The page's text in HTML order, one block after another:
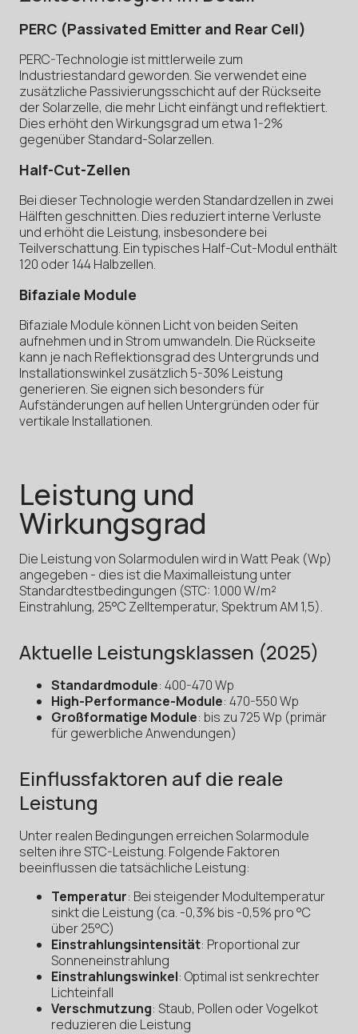
PERC (Passivated Emitter and Rear Cell)
PERC-Technologie ist mittlerweile zum
Industriestandard geworden. Sie verwendet eine
zusätzliche Passivierungsschicht auf der Rückseite
der Solarzelle, die mehr Licht einfängt und reflektiert.
Dies erhöht den Wirkungsgrad um etwa 1-2%
gegenüber Standard-Solarzellen.
Half-Cut-Zellen
Bei dieser Technologie werden Standardzellen in zwei
Hälften geschnitten. Dies reduziert interne Verluste
und erhöht die Leistung, insbesondere bei
Teilverschattung. Ein typisches Half-Cut-Modul enthält
120 oder 144 Halbzellen.
Bifaziale Module
Bifaziale Module können Licht von beiden Seiten
aufnehmen und in Strom umwandeln. Die Rückseite
kann je nach Reflektionsgrad des Untergrunds und
Installationswinkel zusätzlich 5-30% Leistung
generieren. Sie eignen sich besonders für
Aufständerungen auf hellen Untergründen oder für
vertikale Installationen.
Leistung und
Wirkungsgrad
Die Leistung von Solarmodulen wird in Watt Peak (Wp)
angegeben - dies ist die Maximalleistung unter
Standardtestbedingungen (STC: 1.000 W/m²
Einstrahlung, 25°C Zelltemperatur, Spektrum AM 1,5).
Aktuelle Leistungsklassen (2025)
Standardmodule: 400-470 Wp
High-Performance-Module: 470-550 Wp
Großformatige Module: bis zu 725 Wp (primär
für gewerbliche Anwendungen)
Einflussfaktoren auf die reale
Leistung
Unter realen Bedingungen erreichen Solarmodule
selten ihre STC-Leistung. Folgende Faktoren
beeinflussen die tatsächliche Leistung:
Temperatur: Bei steigender Modultemperatur
sinkt die Leistung (ca. -0,3% bis -0,5% pro °C
über 25°C)
Einstrahlungsintensität: Proportional zur
Sonneneinstrahlung
Einstrahlungswinkel: Optimal ist senkrechter
Lichteinfall
Verschmutzung: Staub, Pollen oder Vogelkot
reduzieren die Leistung